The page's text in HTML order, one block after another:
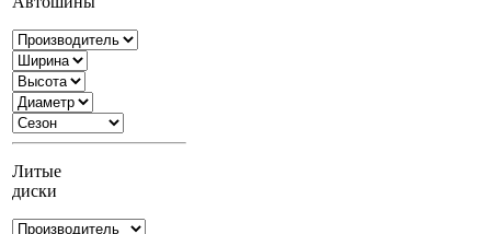
Литые
диски